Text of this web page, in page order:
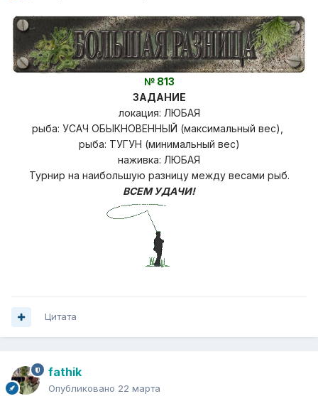
№ 813
ЗАДАНИЕ
локация: ЛЮБАЯ
рыба: УСАЧ ОБЫКНОВЕННЫЙ (максимальный вес),
рыба: ТУГУН (минимальный вес)
наживка: ЛЮБАЯ
Турнир на наибольшую разницу между весами рыб.
ВСЕМ УДАЧИ!
Цитата
fathik
Опубликовано 22 марта